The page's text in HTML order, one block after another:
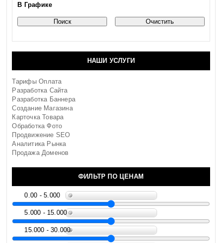
В Графике
НАШИ УСЛУГИ
Тарифы Оплата
Разработка Сайта
Разработка Баннера
Создание Магазина
Карточка Товара
Обработка Фото
Продвижение SEO
Аналитика Рынка
Продажа Доменов
ФИЛЬТР ПО ЦЕНАМ
0.00 - 5.000
5.000 - 15.000
15.000 - 30.000